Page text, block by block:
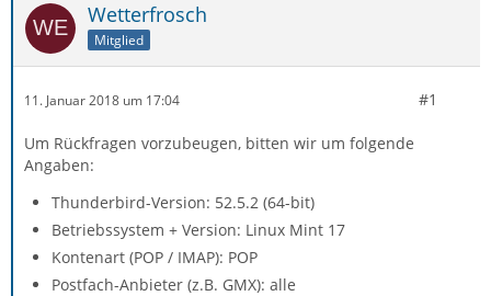
Wetterfrosch
Mitglied
11. Januar 2018 um 17:04 #1
Um Rückfragen vorzubeugen, bitten wir um folgende
Angaben:
Thunderbird-Version: 52.5.2 (64-bit)
Betriebssystem + Version: Linux Mint 17
Kontenart (POP / IMAP): POP
Postfach-Anbieter (z.B. GMX): alle